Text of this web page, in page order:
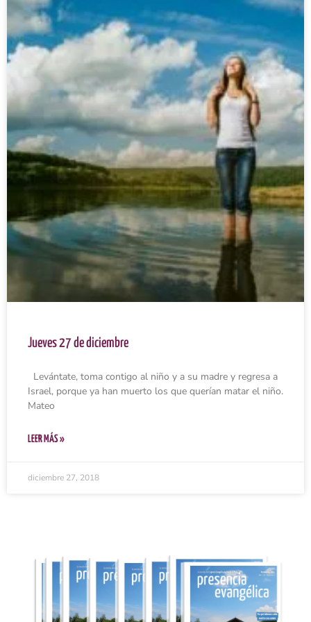
Jueves 27 de diciembre
Levántate, toma contigo al niño y a su madre y regresa a
Israel, porque ya han muerto los que querían matar el niño.
Mateo
LEER MÁS »
diciembre 27, 2018